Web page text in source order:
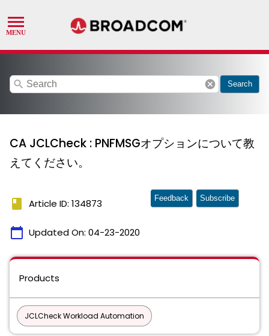
search cancel Search
CA JCLCheck : PNFMSGオプションについて教
えてください。
book Article ID: 134873
calendar_today Updated On: 04-23-2020
Feedback Subscribe
Products
JCLCheck Workload Automation